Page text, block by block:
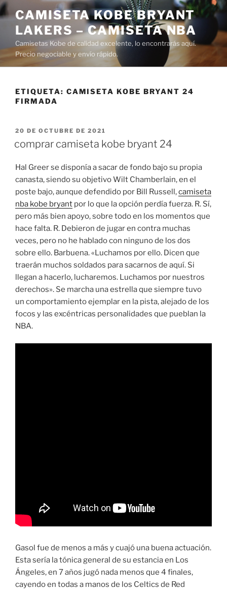
Saltar
al
contenido
CAMISETA KOBE BRYANT
LAKERS – CAMISETA NBA
Camisetas Kobe de calidad excelente, lo encontrarás aquí.
Precio negociable y envío rápido.
ETIQUETA: CAMISETA KOBE BRYANT 24
FIRMADA
PUBLICADO
20 DE OCTUBRE DE 2021
comprar camiseta kobe bryant 24
Hal Greer se disponía a sacar de fondo bajo su propia
canasta, siendo su objetivo Wilt Chamberlain, en el
poste bajo, aunque defendido por Bill Russell,camiseta
nba kobe bryant por lo que la opción perdía fuerza. R. Sí,
pero más bien apoyo, sobre todo en los momentos que
hace falta. R. Debieron de jugar en contra muchas
veces, pero no he hablado con ninguno de los dos
sobre ello. Barbuena. «Luchamos por ello. Dicen que
traerán muchos soldados para sacarnos de aquí. Si
llegan a hacerlo, lucharemos. Luchamos por nuestros
derechos». Se marcha una estrella que siempre tuvo
un comportamiento ejemplar en la pista, alejado de los
focos y las excéntricas personalidades que pueblan la
NBA.
Gasol fue de menos a más y cuajó una buena actuación.
Esta sería la tónica general de su estancia en Los
Ángeles, en 7 años jugó nada menos que 4 finales,
cayendo en todas a manos de los Celtics de Red